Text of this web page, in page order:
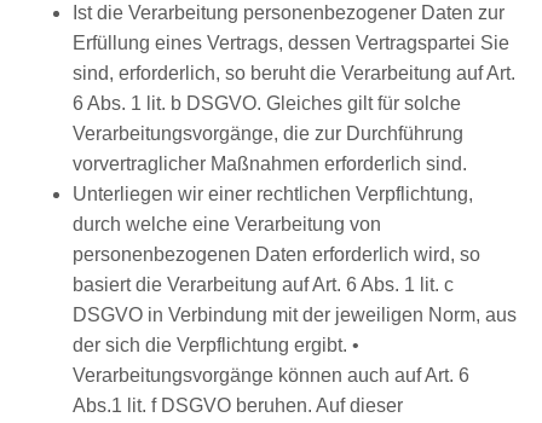
Ist die Verarbeitung personenbezogener Daten zur
Erfüllung eines Vertrags, dessen Vertragspartei Sie
sind, erforderlich, so beruht die Verarbeitung auf Art.
6 Abs. 1 lit. b DSGVO. Gleiches gilt für solche
Verarbeitungsvorgänge, die zur Durchführung
vorvertraglicher Maßnahmen erforderlich sind.
Unterliegen wir einer rechtlichen Verpflichtung,
durch welche eine Verarbeitung von
personenbezogenen Daten erforderlich wird, so
basiert die Verarbeitung auf Art. 6 Abs. 1 lit. c
DSGVO in Verbindung mit der jeweiligen Norm, aus
der sich die Verpflichtung ergibt. •
Verarbeitungsvorgänge können auch auf Art. 6
Abs.1 lit. f DSGVO beruhen. Auf dieser